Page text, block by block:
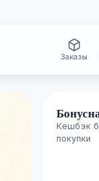
Заказы
🌿
Кешбэк
покупки